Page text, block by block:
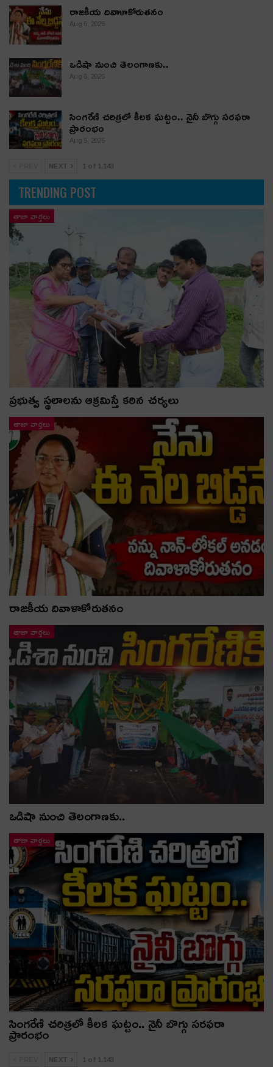
రాజకీయ దివాళాకోరుతనం
Aug 6, 2026
ఒడిషా నుంచి తెలంగాణ‌కు..
Aug 6, 2026
సింగరేణి చరిత్రలో కీలక ఘట్టం.. నైనీ బొగ్గు సరఫరా
ప్రారంభం
Aug 5, 2026
NEXT 1 of 1,143
TRENDING POST
తాజా వార్తలు
ప్రభుత్వ స్థలాలను ఆక్రమిస్తే కఠిన చర్యలు
తాజా వార్తలు
రాజకీయ దివాళాకోరుతనం
తాజా వార్తలు
ఒడిషా నుంచి తెలంగాణ‌కు..
తాజా వార్తలు
సింగరేణి చరిత్రలో కీలక ఘట్టం.. నైనీ బొగ్గు సరఫరా
ప్రారంభం
NEXT 1 of 1,143